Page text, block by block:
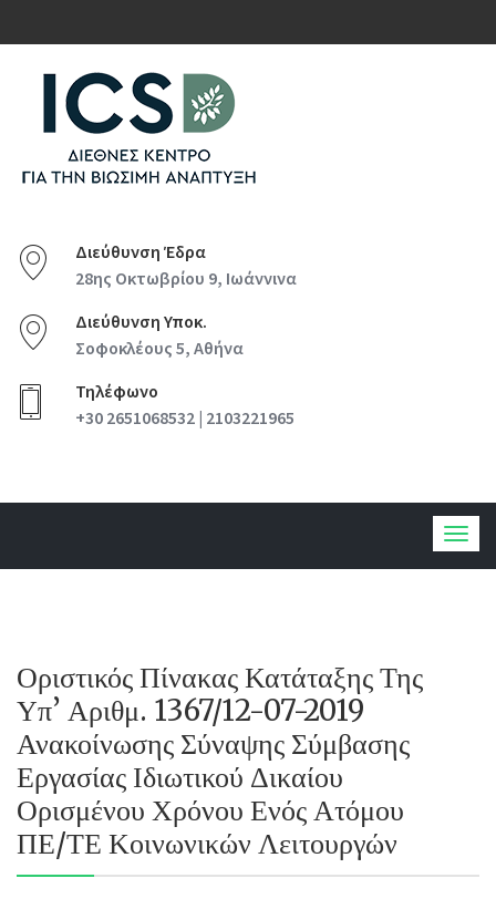
Διεύθυνση Έδρα
28ης Οκτωβρίου 9, Ιωάννινα
Διεύθυνση Υποκ.
Σοφοκλέους 5, Αθήνα
Τηλέφωνο
+30 2651068532 | 2103221965
Οριστικός Πίνακας Κατάταξης Της
Υπ’ Αριθμ. 1367/12-07-2019
Ανακοίνωσης Σύναψης Σύμβασης
Εργασίας Ιδιωτικού Δικαίου
Ορισμένου Χρόνου Ενός Ατόμου
ΠΕ/ΤΕ Κοινωνικών Λειτουργών